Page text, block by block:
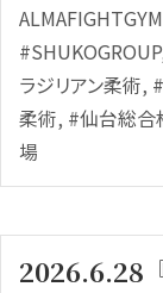
#SHUKOGROUP
ラジリアン柔術,
柔術, #仙台総合
場
2026.6.28